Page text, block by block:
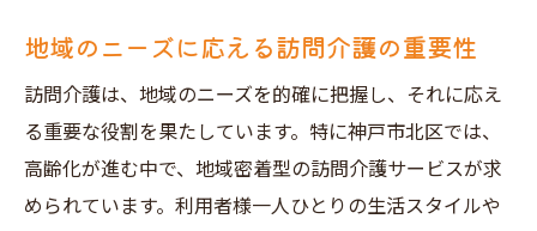
地域に根ざしたサービスの提供方法
地域社会と共に成長するキャリアパス
地域密着型サポートの具体的な事例
訪問介護の求人がもたらす社会的価値
地域の声を活かした介護サービスの提供
地域のニーズに応える訪問介護の重要性
訪問介護は、地域のニーズを的確に把握し、それに応え
る重要な役割を果たしています。特に神戸市北区では、
高齢化が進む中で、地域密着型の訪問介護サービスが求
められています。利用者様一人ひとりの生活スタイルや